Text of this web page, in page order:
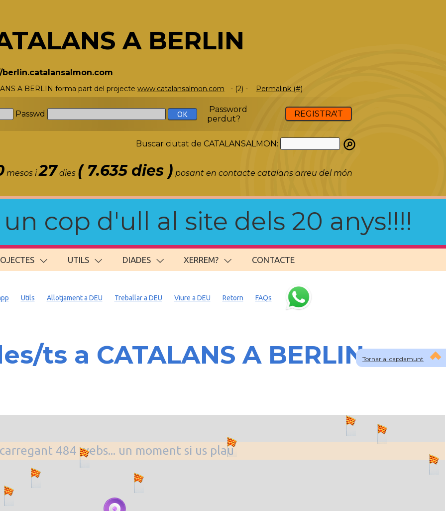
A BERLIN
A BERLIN forma part del projecte www.catalansalmon.com - (2) - Permalink (#)
Passwd
Password
perdut?
REGISTRA'T
Buscar ciutat de CATALANSALMON:
mesos i27 dies ( 7.635 dies ) posant en contacte catalans arreu del món
cop d'ull al site dels 20 anys!!!!
UTILS DIADES XERREM? CONTACTE
Tornar al capdamunt
Utils Allotjament a DEU Treballar a DEU Viure a DEU Retorn FAQs
ts a CATALANS A BERLIN
484 webs... un moment si us plau